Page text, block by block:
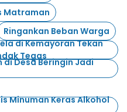
Matraman
Ringankan Beban Warga
di Kemayoran Tekan
Tegas
di Desa Beringin Jadi
Minuman Keras Alkohol